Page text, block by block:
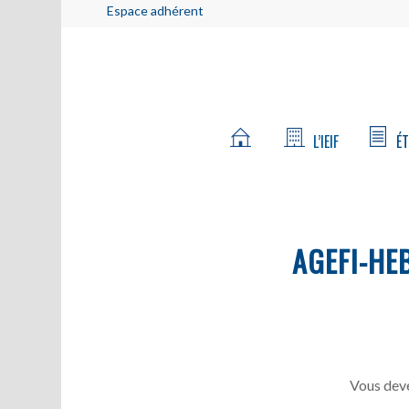
Espace adhérent
L’IEIF
AGEFI-
Vous